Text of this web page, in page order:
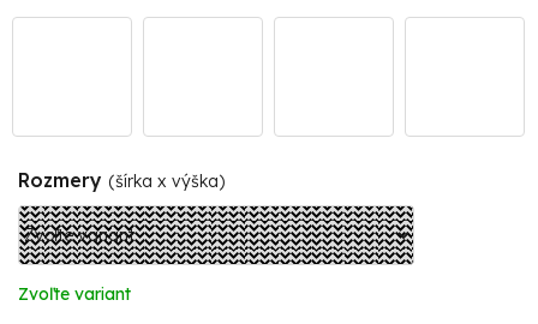
Rozmery (šírka x výška)
Zvoľte variant